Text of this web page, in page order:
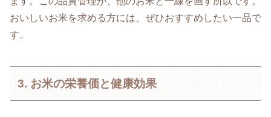
おいしいお米を求める方には、ぜひおすすめしたい一品で
す。
3. お米の栄養価と健康効果